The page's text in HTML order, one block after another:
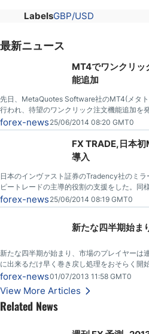
LabelsGBP/USD
最新ニュース
MT4でワンクリッ
能追加
先日、MetaQuotes Software社のMT4(メタ
行われ、待望のワンクリック注文機能追加を
で利用可能とのこと。
forex-news 25/06/2014 08:20 GMT0
FX TRADE,日本
導入
日本のインヴァスト証券のTradency社のミ
ピートレードの主導的役割の支援をした。同
ートチャーティス（Autochartist）は、FX
をMT4上で起動した、最初の日本ブローカー
forex-news 25/06/2014 08:19 GMT0
新たな四半期始ま
新たな四半期が始まり、市場のプレイヤーは
に出来るだけ早く巻き戻し処理をおそらく開
米ドルは大幅に堅調。
forex-news01/07/2013 11:58 GMT0
View More Articles
Related News